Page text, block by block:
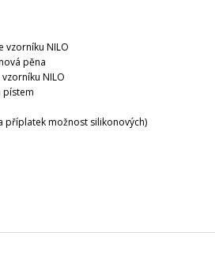
NILO
pěna
NILO
pístem
příplatek možnost silikonových)